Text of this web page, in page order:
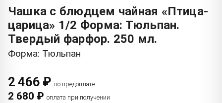
Чашка с блюдцем чайная «Птица-
царица» 1/2 Форма: Тюльпан.
Твердый фарфор. 250 мл.
Форма: Тюльпан
2 466 ₽ по предоплате
2 680 ₽ оплата при получении